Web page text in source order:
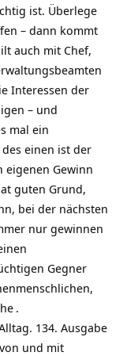
ist. Überlege
– dann kommt
auch mit Chef,
Interessen der
– und
mal ein
einen ist der
eigenen Gewinn
guten Grund,
bei der nächsten
nur gewinnen
Gegner
.
134. Ausgabe
von und mit